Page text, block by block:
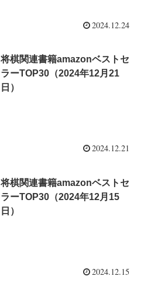
2024.12.24
将棋関連書籍amazonベストセ
ラーTOP30（2024年12月21
日）
2024.12.21
将棋関連書籍amazonベストセ
ラーTOP30（2024年12月15
日）
2024.12.15